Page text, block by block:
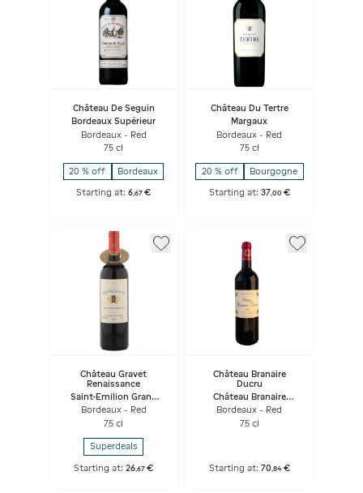
Château De Seguin
Bordeaux Supérieur
Bordeaux - Red
75 cl
20 % off Bordeaux
Starting at:6,67 €
Château Du Tertre
Margaux
Bordeaux - Red
75 cl
20 % off Bourgogne
Starting at: 37,00 €
Château Gravet
Renaissance
Saint-Emilion Grand
Cru
Bordeaux - Red
75 cl
Superdeals
Starting at:26,67 €
Château Branaire
Ducru
Château Branaire
Ducru
Bordeaux - Red
75 cl
Starting at: 70,84 €